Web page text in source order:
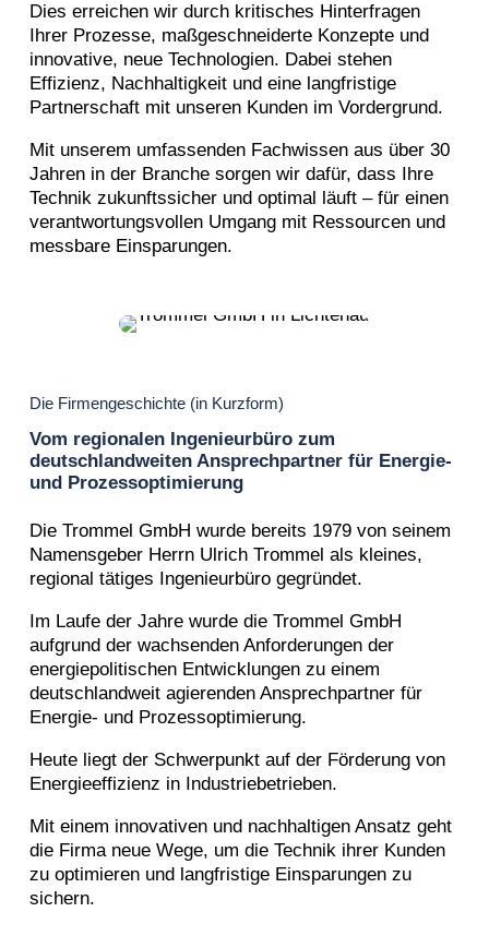
Dies erreichen wir durch kritisches Hinterfragen
Ihrer Prozesse, maßgeschneiderte Konzepte und
innovative, neue Technologien. Dabei stehen
Effizienz, Nachhaltigkeit und eine langfristige
Partnerschaft mit unseren Kunden im Vordergrund.
Mit unserem umfassenden Fachwissen aus über 30
Jahren in der Branche sorgen wir dafür, dass Ihre
Technik zukunftssicher und optimal läuft – für einen
verantwortungsvollen Umgang mit Ressourcen und
messbare Einsparungen.
Die Firmengeschichte (in Kurzform)
Vom regionalen Ingenieurbüro zum
deutschlandweiten Ansprechpartner für Energie-
und Prozessoptimierung
Die Trommel GmbH wurde bereits 1979 von seinem
Namensgeber Herrn Ulrich Trommel als kleines,
regional tätiges Ingenieurbüro gegründet.
Im Laufe der Jahre wurde die Trommel GmbH
aufgrund der wachsenden Anforderungen der
energiepolitischen Entwicklungen zu einem
deutschlandweit agierenden Ansprechpartner für
Energie- und Prozessoptimierung.
Heute liegt der Schwerpunkt auf der Förderung von
Energieeffizienz in Industriebetrieben.
Mit einem innovativen und nachhaltigen Ansatz geht
die Firma neue Wege, um die Technik ihrer Kunden
zu optimieren und langfristige Einsparungen zu
sichern.